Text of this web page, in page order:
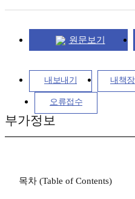
원문보기
내보내기 내책장
오류접수
부가정보
목차 (Table of Contents)